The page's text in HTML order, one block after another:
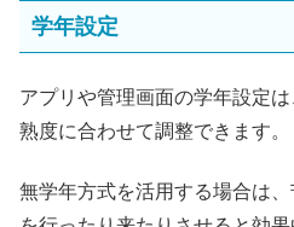
学年設定
アプリや管理画面の学年設定
熟度に合わせて調整できます。
無学年方式を活用する場合は